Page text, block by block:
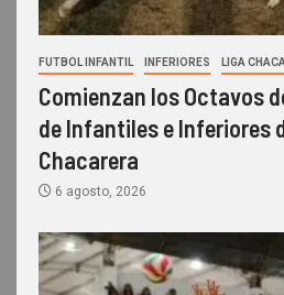
FUTBOL INFANTIL INFERIORES LIGA
Comienzan los Octavos
de Infantiles e Inferiores
Chacarera
6 agosto, 2026